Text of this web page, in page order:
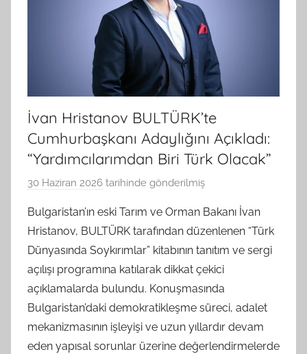
İvan Hristanov BULTÜRK’te
Cumhurbaşkanı Adaylığını Açıkladı:
“Yardımcılarımdan Biri Türk Olacak”
30 Haziran 2026 tarihinde gönderilmiş
S
A
M
t
a
r
a
f
Bulgaristan’ın eski Tarım ve Orman Bakanı İvan
Hristanov, BULTÜRK tarafından düzenlenen “Türk
Dünyasında Soykırımlar” kitabının tanıtım ve sergi
açılışı programına katılarak dikkat çekici
açıklamalarda bulundu. Konuşmasında
Bulgaristan’daki demokratikleşme süreci, adalet
mekanizmasının işleyişi ve uzun yıllardır devam
eden yapısal sorunlar üzerine değerlendirmelerde